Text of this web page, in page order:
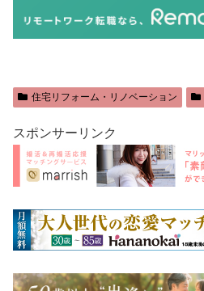
住宅リフォーム・リノベーション
スポンサーリンク